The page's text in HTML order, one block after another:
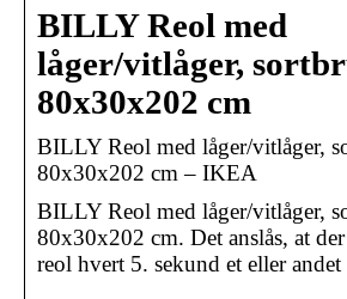
BILLY Reol med
låger/vitlåger,
80x30x202 cm
BILLY Reol med låger/vitlåger,
80x30x202 cm – IKEA
BILLY Reol med låger/vitlåger,
80x30x202 cm. Det anslås, at
reol hvert 5. sekund et eller andet